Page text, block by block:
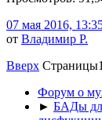
07 мая 2016,
от Владимир Р.
Вверх Страницы1
Форум о
► БАДы